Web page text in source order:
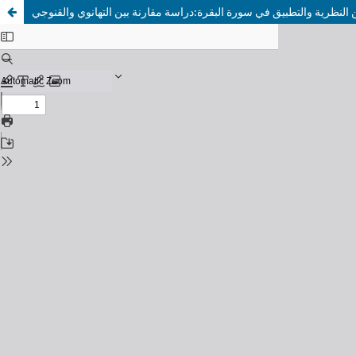
النظرية والتطبيق في سورة البقرة:دراسة مقارنة بين التهانوي والقنوجي